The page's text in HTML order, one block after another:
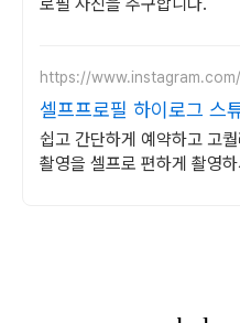
https://
셀프프로필 하이로그 스
쉽고 간단하게 예약하고 고
촬영을 셀프로 편하게 촬영